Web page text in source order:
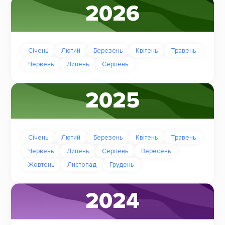
2026
Січень Лютий Березень Квітень
Травень
Червень
Липень Серпень
2025
Січень Лютий Березень Квітень
Травень
Червень
Липень Серпень
Вересень
Жовтень
Листопад Грудень
2024